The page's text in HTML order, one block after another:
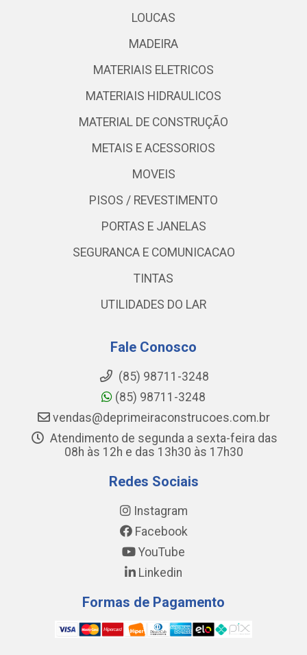
LOUCAS
MADEIRA
MATERIAIS ELETRICOS
MATERIAIS HIDRAULICOS
MATERIAL DE CONSTRUÇÃO
METAIS E ACESSORIOS
MOVEIS
PISOS / REVESTIMENTO
PORTAS E JANELAS
SEGURANCA E COMUNICACAO
TINTAS
UTILIDADES DO LAR
Fale Conosco
(85) 98711-3248
(85) 98711-3248
vendas@deprimeiraconstrucoes.com.br
Atendimento de segunda a sexta-feira das
08h às 12h e das 13h30 às 17h30
Redes Sociais
Instagram
Facebook
YouTube
Linkedin
Formas de Pagamento